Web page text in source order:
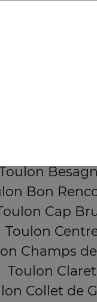
Bon
Cap
Toulon
Champs
Toulon Claret
Collet de